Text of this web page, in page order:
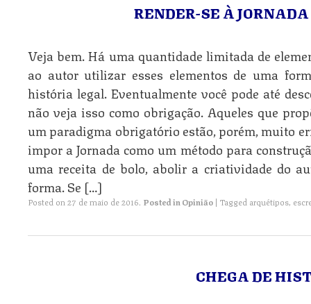
RENDER-SE À
Veja bem. Há uma quantidade limitada de
ao autor utilizar esses elementos de uma
história legal. Eventualmente você pode até
não veja isso como obrigação. Aqueles que
um paradigma obrigatório estão, porém, muito
impor a Jornada como um método para
uma receita de bolo, abolir a criatividade do
forma. Se […]
Posted on 27 de maio de 2016. Posted in Opinião | Tagged arquétipos,
CHEGA DE